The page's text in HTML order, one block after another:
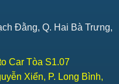
Đằng, Q. Hai Bà Trưng,
Car Tòa S1.07
Xiển, P. Long Bình,